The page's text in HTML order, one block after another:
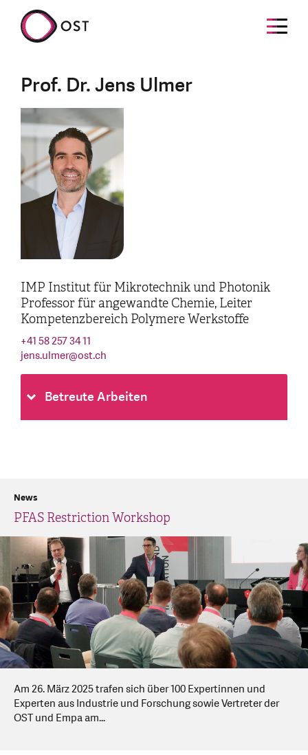
Prof. Dr. Jens Ulmer
IMP Institut für Mikrotechnik und Photonik
Professor für angewandte Chemie, Leiter
Kompetenzbereich Polymere Werkstoffe
+41 58 257 34 11
jens.ulmer@ost.ch
Betreute Arbeiten
PFAS Restriction Workshop
News
Am 26. März 2025 trafen sich über 100 Expertinnen und
Experten aus Industrie und Forschung sowie Vertreter der
OST und Empa am...